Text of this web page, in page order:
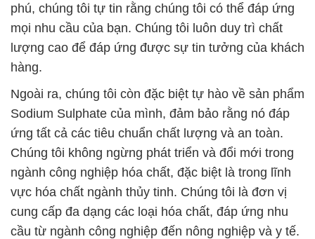
phú, chúng tôi tự tin rằng chúng tôi có thể đáp ứng
mọi nhu cầu của bạn. Chúng tôi luôn duy trì chất
lượng cao để đáp ứng được sự tin tưởng của khách
hàng.
Ngoài ra, chúng tôi còn đặc biệt tự hào về sản phẩm
Sodium Sulphate của mình, đảm bảo rằng nó đáp
ứng tất cả các tiêu chuẩn chất lượng và an toàn.
Chúng tôi không ngừng phát triển và đổi mới trong
ngành công nghiệp hóa chất, đặc biệt là trong lĩnh
vực hóa chất ngành thủy tinh. Chúng tôi là đơn vị
cung cấp đa dạng các loại hóa chất, đáp ứng nhu
cầu từ ngành công nghiệp đến nông nghiệp và y tế.